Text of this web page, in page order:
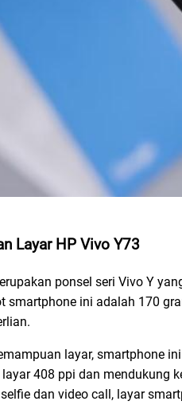
Layar HP Vivo Y73
ponsel seri Vivo Y
smartphone ini adalah 170
layar, smartphone
408 ppi dan mendukung
dan video call, layar